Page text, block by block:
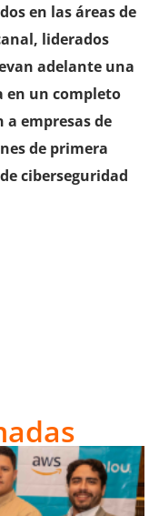
en las áreas de
liderados
adelante una
en un completo
empresas de
de primera
ciberseguridad